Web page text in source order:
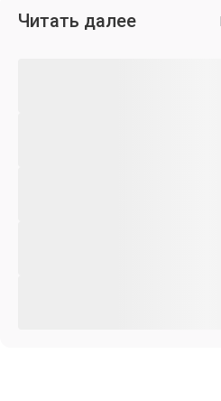
Читать далее